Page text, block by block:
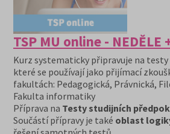
TSP MU online - NEDĚLE
Kurz systematicky připravuje na testy
které se používají jako přijímací
fakultách: Pedagogická, Právnická,
Fakulta informatiky
Příprava na Testy studijních
Součástí přípravy je také oblast